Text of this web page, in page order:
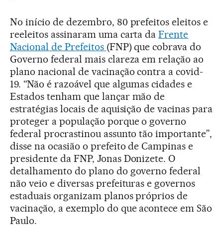
No início de dezembro, 80 prefeitos eleitos e
reeleitos assinaram uma carta daFrente
Nacional de Prefeitos (FNP) que cobrava do
Governo federal mais clareza em relação ao
plano nacional de vacinação contra a covid-
19. “Não é razoável que algumas cidades e
Estados tenham que lançar mão de
estratégias locais de aquisição de vacinas para
proteger a população porque o governo
federal procrastinou assunto tão importante”,
disse na ocasião o prefeito de Campinas e
presidente da FNP, Jonas Donizete. O
detalhamento do plano do governo federal
não veio e diversas prefeituras e governos
estaduais organizam planos próprios de
vacinação, a exemplo do que acontece em São
Paulo.